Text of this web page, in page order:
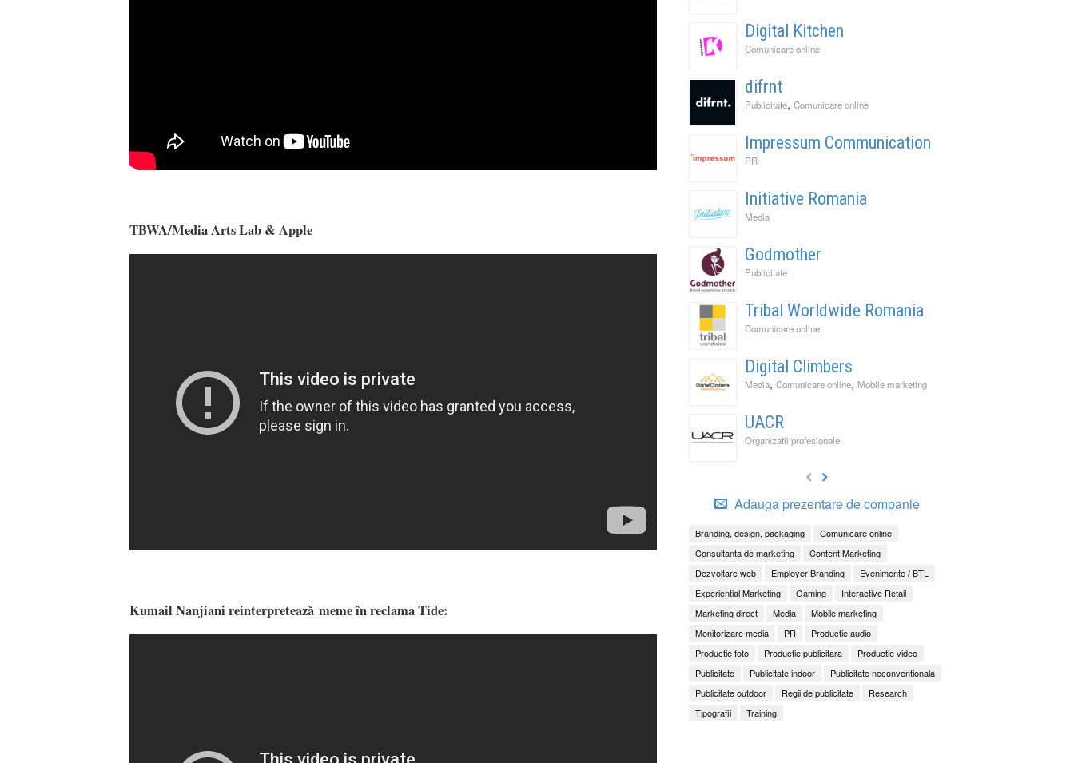
TBWA/Media Arts Lab & Apple
Kumail Nanjiani reinterpretează meme în reclama Tide:
Digital Kitchen
Comunicare online
difrnt
Publicitate, Comunicare online
Impressum Communication
PR
Initiative Romania
Media
Godmother
Publicitate
Tribal Worldwide Romania
Comunicare online
Digital Climbers
Media, Comunicare online, Mobile marketing
UACR
Organizatii profesionale
Adauga prezentare de companie
Branding, design, packaging
Comunicare online
Consultanta de marketing
Content Marketing
Dezvoltare web
Employer Branding
Evenimente / BTL
Experiential Marketing
Gaming
Interactive Retail
Marketing direct
Media
Mobile marketing
Monitorizare media
PR
Productie audio
Productie foto
Productie publicitara
Productie video
Publicitate
Publicitate indoor
Publicitate neconventionala
Publicitate outdoor
Regii de publicitate
Research
Tipografii
Training